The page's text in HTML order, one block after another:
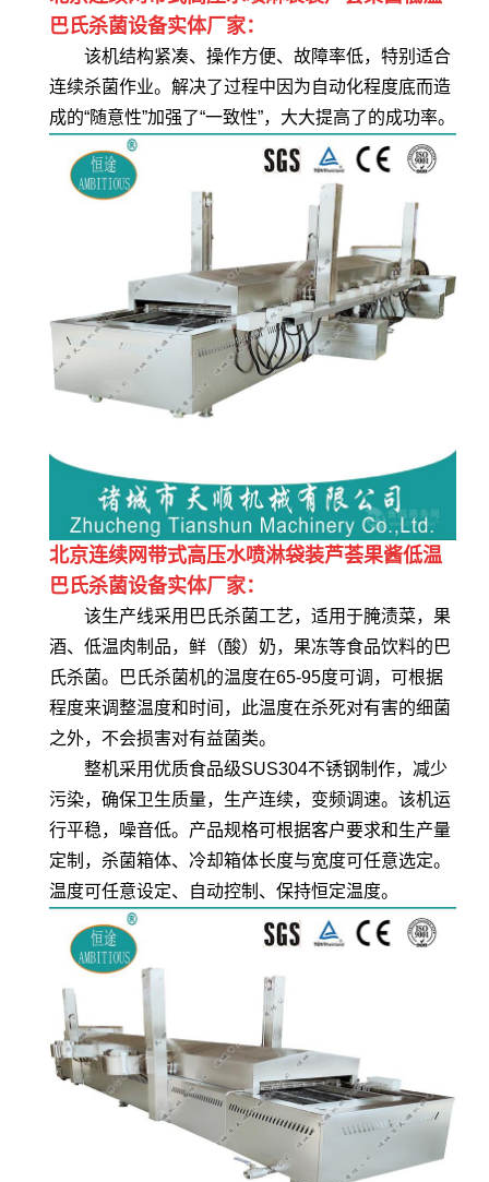
巴氏杀菌设备实体厂家：
该机结构紧凑、操作方便、故障率低，特别适合
连续杀菌作业。解决了过程中因为自动化程度底而造
成的“随意性”加强了“一致性”，大大提高了的成功率。
北京连续网带式高压水喷淋袋装芦荟果酱低温
巴氏杀菌设备实体厂家：
该生产线采用巴氏杀菌工艺，适用于腌渍菜，果
酒、低温肉制品，鲜（酸）奶，果冻等食品饮料的巴
氏杀菌。巴氏杀菌机的温度在65-95度可调，可根据
程度来调整温度和时间，此温度在杀死对有害的细菌
之外，不会损害对有益菌类。
整机采用优质食品级SUS304不锈钢制作，减少
污染，确保卫生质量，生产连续，变频调速。该机运
行平稳，噪音低。产品规格可根据客户要求和生产量
定制，杀菌箱体、冷却箱体长度与宽度可任意选定。
温度可任意设定、自动控制、保持恒定温度。